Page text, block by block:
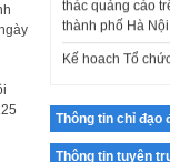
Kế hoạch Tổ
chính luận về
tưởng của
phí xây dựng
thiện thể chế,
Thông tin chỉ đạo
Thông tin tuyên